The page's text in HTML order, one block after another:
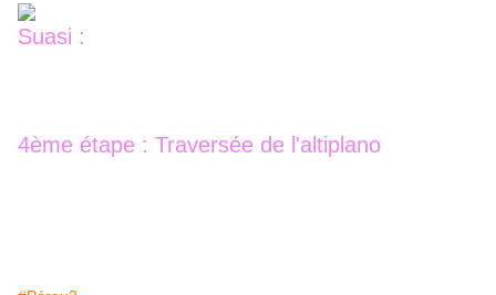
Suasi :
4ème étape : Traversée de l'altiplano